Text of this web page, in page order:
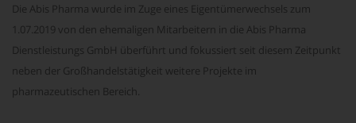
Die Abis Pharma wurde im Zuge eines Eigentümerwechsels zum
1.07.2019 von den ehemaligen Mitarbeitern in die Abis Pharma
Dienstleistungs GmbH überführt und fokussiert seit diesem Zeitpunkt
neben der Großhandelstätigkeit weitere Projekte im
pharmazeutischen Bereich.